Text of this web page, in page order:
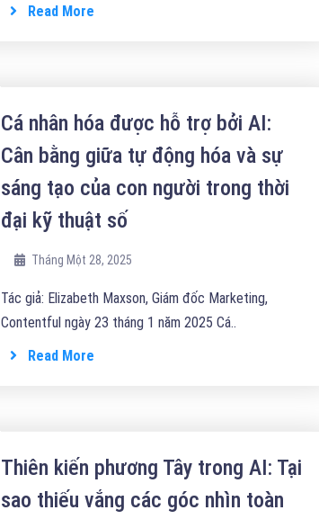
Read More
Cá nhân hóa được hỗ trợ bởi AI:
Cân bằng giữa tự động hóa và sự
sáng tạo của con người trong thời
đại kỹ thuật số
Tháng Một 28, 2025
Tác giả: Elizabeth Maxson, Giám đốc Marketing,
Contentful ngày 23 tháng 1 năm 2025 Cá..
Read More
Thiên kiến phương Tây trong AI: Tại
sao thiếu vắng các góc nhìn toàn